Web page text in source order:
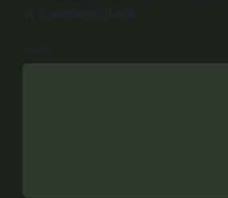
ile işaretlenmişlerdir
Yorum